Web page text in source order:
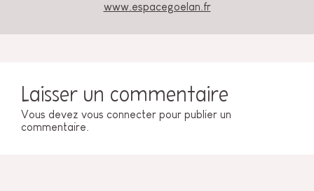
www.espacegoelan.fr
Laisser un commentaire
Vous devez vous connecter pour publier un
commentaire.